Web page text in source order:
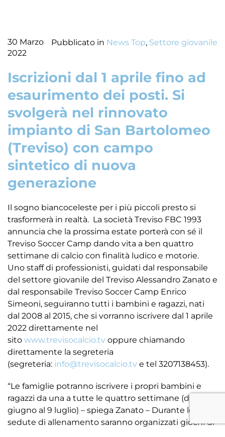
30 Marzo
2022
Pubblicato in News Top, Settore giovanile
Iscrizioni dal 1 aprile fino ad
esaurimento dei posti. Si
svolgerà nel rinnovato
impianto di San Bartolomeo
(Treviso) con campo
sintetico di nuova
generazione
Il sogno biancoceleste per i più piccoli presto si
trasformerà in realtà. La società Treviso FBC 1993
annuncia che la prossima estate porterà con sé il
Treviso Soccer Camp dando vita a ben quattro
settimane di calcio con finalità ludico e motorie.
Uno staff di professionisti, guidati dal responsabile
del settore giovanile del Treviso Alessandro Zanato e
dal responsabile Treviso Soccer Camp Enrico
Simeoni, seguiranno tutti i bambini e ragazzi, nati
dal 2008 al 2015, che si vorranno iscrivere dal 1 aprile
2022 direttamente nel
sito www.trevisocalcio.tv oppure chiamando
direttamente la segreteria
(segreteria: info@trevisocalcio.tv e tel 3207138453).
“Le famiglie potranno iscrivere i propri bambini e
ragazzi da una a tutte le quattro settimane (dal 13
giugno al 9 luglio) – spiega Zanato – Durante le
sedute di allenamento saranno organizzati giochi di